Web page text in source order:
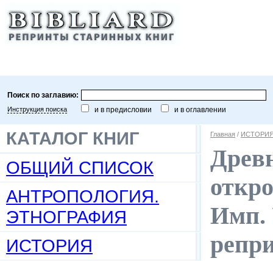
Поиск по заглавию:
Инструкция поиска и в предисловии и в оглавлении
КАТАЛОГ КНИГ
ОБЩИЙ СПИСОК
АНТРОПОЛОГИЯ.
ЭТНОГРАФИЯ
ИСТОРИЯ
Главная /
Имп.